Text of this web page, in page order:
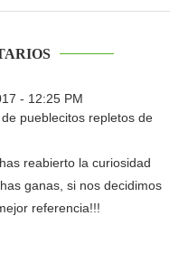
- 12:25 PM
pueblecitos repletos de
reabierto la curiosidad
ganas, si nos decidimos
referencia!!!